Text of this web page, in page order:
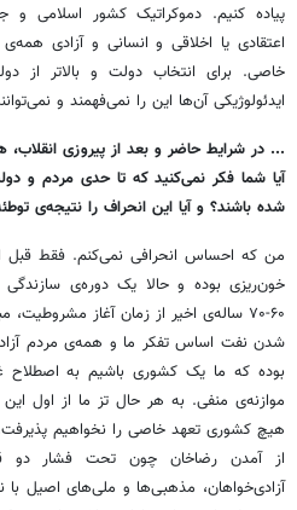
پیاده کنیم. دموکراتیک کشور اسلامی و
اعتقادی یا اخلاقی و انسانی و آزادی
خاصی. برای انتخاب دولت و بالاتر از
ایدئولوژیکی آن‌ها این را نمی‌فهمند و
... در شرایط حاضر و بعد از پیروزی انقلاب،
آیا شما فکر نمی‌کنید که تا حدی مردم و
شده باشند؟ و آیا این انحراف را نتیجه‌ی
من که احساس انحرافی نمی‌کنم. فقط قبل
خون‌ریزی بوده و حالا یک دوره‌ی
۶۰-۷۰ ساله‌ی اخیر از زمان آغاز
شدن نفت اساس تفکر ما و همه‌ی مردم
بوده که ما یک کشوری باشیم به اصطلاح
موازنه‌ی منفی. به هر حال تز ما از اول
هیچ کشوری تعهد خاصی را نخواهیم
از آمدن رضاخان چون تحت فشار دو
آزادی‌خواهان، مذهبی‌ها و ملی‌های اصیل با